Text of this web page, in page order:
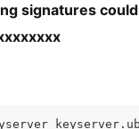
signatures